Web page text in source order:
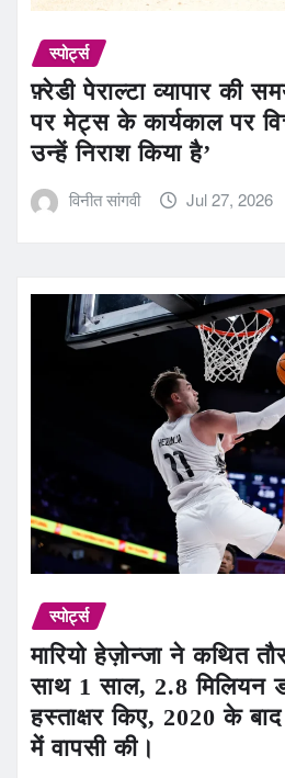
स्पोर्ट्स
फ़्रेडी पेराल्टा व्यापार की
पर मेट्स के कार्यकाल पर
उन्हें निराश किया है’
विनीत सांगवी Jul 27, 2026
स्पोर्ट्स
मारियो हेज़ोन्जा ने कथित
साथ 1 साल, 2.8 मिलियन
हस्ताक्षर किए, 2020 के
में वापसी की।